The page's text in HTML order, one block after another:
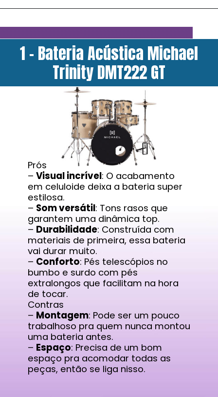
1 - Bateria Acústica Michael
Trinity DMT222 GT
Prós
– Visual incrível: O acabamento
em celuloide deixa a bateria super
estilosa.
– Som versátil: Tons rasos que
garantem uma dinâmica top.
– Durabilidade: Construída com
materiais de primeira, essa bateria
vai durar muito.
– Conforto: Pés telescópios no
bumbo e surdo com pés
extralongos que facilitam na hora
de tocar.
Contras
– Montagem: Pode ser um pouco
trabalhoso pra quem nunca montou
uma bateria antes.
– Espaço: Precisa de um bom
espaço pra acomodar todas as
peças, então se liga nisso.